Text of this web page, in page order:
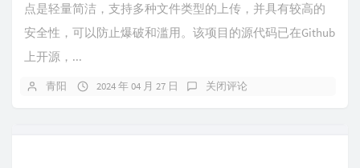
点是轻量简洁，支持多种文件类型的上传，并具有较高的
安全性，可以防止爆破和滥用。该项目的源代码已在Github
上开源，...
青阳 2024 年 04 月 27 日 关闭评论